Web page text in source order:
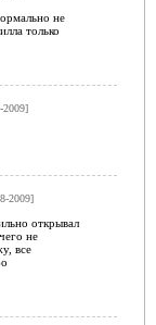
не
только
2009]
открывал
не
все